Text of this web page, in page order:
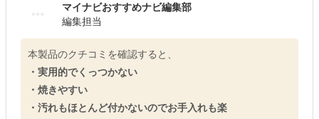
マイナビおすすめナビ編集部
編集担当
本製品のクチコミを確認すると、
・実用的でくっつかない
・焼きやすい
・汚れもほとんど付かないのでお手入れも楽